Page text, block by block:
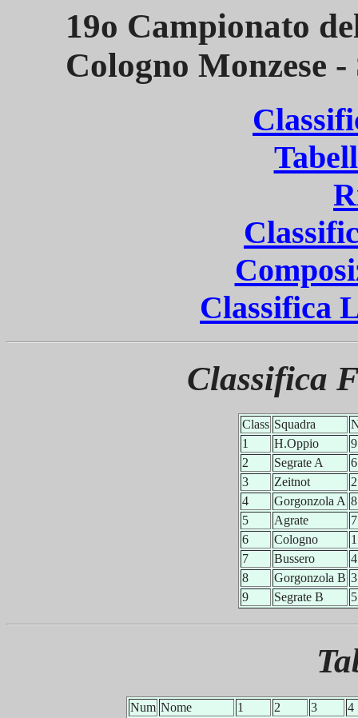
19o Campionato
Cologno Monzese
Classifica
Classifica
Class Squadra
1
H.Oppio
9
2
Segrate A
6
3
Zeitnot
2
4
Gorgonzola A 8
5
Agrate
7
6
Cologno
1
7
Bussero
4
8
Gorgonzola B 3
9
Segrate B 5
Num Nome 1 2 3
4